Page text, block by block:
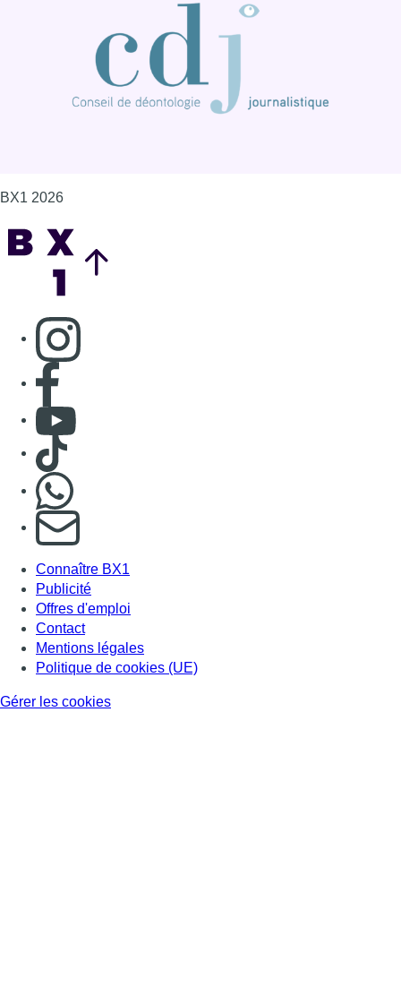
BX1 2026
Consulter page Instagram
Consulter page Facebook
Consulter Youtube
Consulter TikTok
S'abonner à notre newsletter
Connaître BX1
Publicité
Offres d'emploi
Contact
Mentions légales
Politique de cookies (UE)
Gérer les cookies